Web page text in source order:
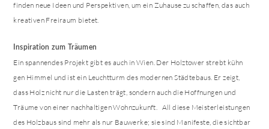
finden neue Ideen und Perspektiven, um ein Zuhause zu schaffen, das auch
kreativen Freiraum bietet.
Inspiration zum Träumen
Ein spannendes Projekt gibt es auch in Wien. Der Holztower strebt kühn
gen Himmel und ist ein Leuchtturm des modernen Städtebaus. Er zeigt,
dass Holz nicht nur die Lasten trägt, sondern auch die Hoffnungen und
Träume von einer nachhaltigen Wohnzukunft. All diese Meisterleistungen
des Holzbaus sind mehr als nur Bauwerke; sie sind Manifeste, die sichtbar